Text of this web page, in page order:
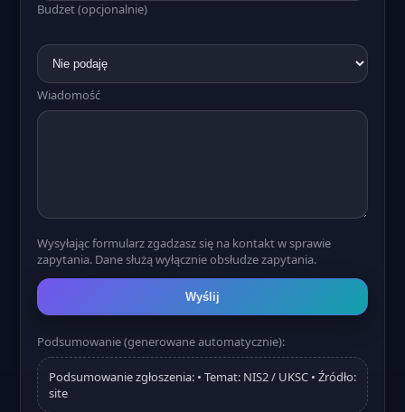
Budżet (opcjonalnie)
Wiadomość
Wysyłając formularz zgadzasz się na kontakt w sprawie
zapytania. Dane służą wyłącznie obsłudze zapytania.
Wyślij
Podsumowanie (generowane automatycznie):
Podsumowanie zgłoszenia: • Temat: NIS2 / UKSC • Źródło:
site